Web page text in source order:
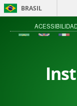
BRASIL